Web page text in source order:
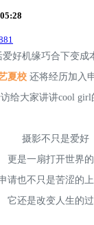
爱好机缘巧合下变成
夏校 还将经历加入
给大家讲讲cool girl
摄影不只是爱好
更是一扇打开世界
请也不只是苦涩的
它还是改变人生的